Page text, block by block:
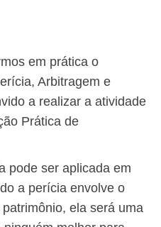
em prática o
Arbitragem e
a realizar a atividade
Prática de
pode ser aplicada em
a perícia envolve o
ela será uma